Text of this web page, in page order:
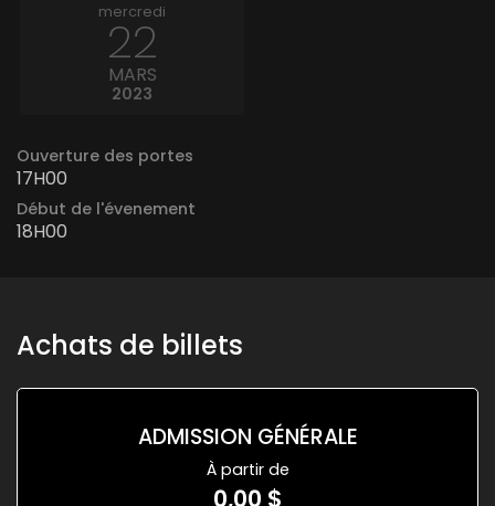
mercredi
22
MARS
2023
Ouverture des portes
17H00
Début de l'évenement
18H00
Achats de billets
ADMISSION GÉNÉRALE
À partir de
0,00 $